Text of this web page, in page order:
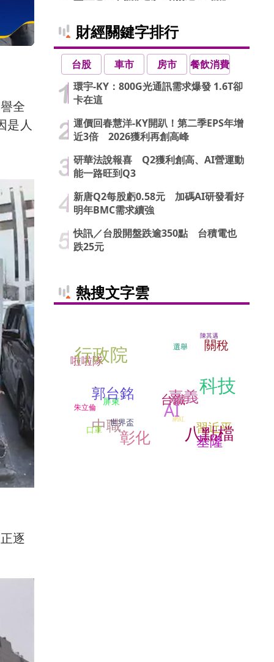
全
是人
逐
財經關鍵字排行
台股 車市 房市
餐飲消費
環宇-KY：800G光通訊需求爆發 1.6T卻
卡在這
運價回春慧洋-KY開趴！第二季EPS年增
近3倍 2026獲利再創高峰
研華法說報喜 Q2獲利創高、AI營運動
能一路旺到Q3
新唐Q2每股虧0.58元 加碼AI研發看好
明年BMC需求續強
快訊／台股開盤跌逾350點 台積電也
跌25元
熱搜文字雲
習近平
基隆
台鐵
網紅
彰化
關稅
陳其邁
中職
啦啦隊
選舉
行政院
嘉義
AI
口罩
科技
八點檔
屏東
世界盃
郭台銘
朱立倫